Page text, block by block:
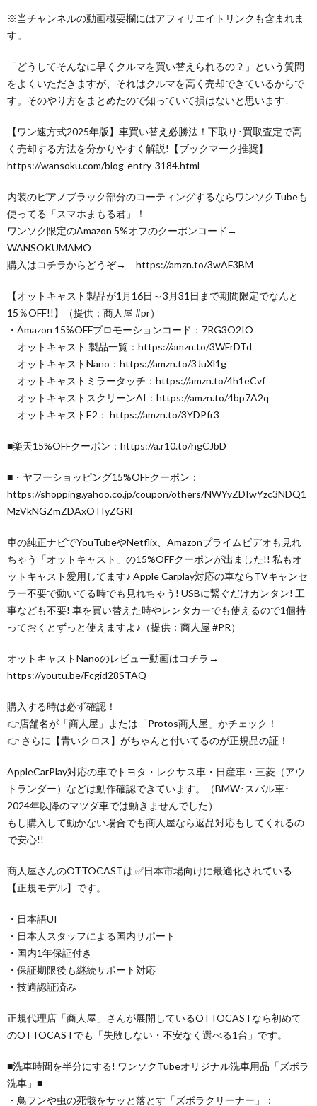
※当チャンネルの動画概要欄にはアフィリエイトリンクも含まれま
す。
「どうしてそんなに早くクルマを買い替えられるの？」という質問
をよくいただきますが、それはクルマを高く売却できているからで
す。そのやり方をまとめたので知っていて損はないと思います↓
【ワン速方式2025年版】車買い替え必勝法！下取り･買取査定で高
く売却する方法を分かりやすく解説!【ブックマーク推奨】
https://wansoku.com/blog-entry-3184.html
内装のピアノブラック部分のコーティングするならワンソクTubeも
使ってる「スマホまもる君」！
ワンソク限定のAmazon 5%オフのクーポンコード→
WANSOKUMAMO
購入はコチラからどうぞ→ https://amzn.to/3wAF3BM
【オットキャスト製品が1月16日～3月31日まで期間限定でなんと
15％OFF!!】（提供：商人屋 #pr）
・Amazon 15%OFFプロモーションコード：7RG3O2IO
オットキャスト 製品一覧：https://amzn.to/3WFrDTd
オットキャストNano：https://amzn.to/3JuXl1g
オットキャストミラータッチ：https://amzn.to/4h1eCvf
オットキャストスクリーンAI：https://amzn.to/4bp7A2q
オットキャストE2： https://amzn.to/3YDPfr3
■楽天15%OFFクーポン：https://a.r10.to/hgCJbD
■・ヤフーショッピング15%OFFクーポン：
https://shopping.yahoo.co.jp/coupon/others/NWYyZDIwYzc3NDQ1
MzVkNGZmZDAxOTIyZGRl
車の純正ナビでYouTubeやNetflix、Amazonプライムビデオも見れ
ちゃう「オットキャスト」の15%OFFクーポンが出ました!! 私もオ
ットキャスト愛用してます♪ Apple Carplay対応の車ならTVキャンセ
ラー不要で動いてる時でも見れちゃう! USBに繋ぐだけカンタン! 工
事なども不要! 車を買い替えた時やレンタカーでも使えるので1個持
っておくとずっと使えますよ♪（提供：商人屋 #PR）
オットキャストNanoのレビュー動画はコチラ→
https://youtu.be/Fcgid28STAQ
購入する時は必ず確認！
👉店舗名が「商人屋」または「Protos商人屋」かチェック！
👉 さらに【青いクロス】がちゃんと付いてるのが正規品の証！
AppleCarPlay対応の車でトヨタ・レクサス車・日産車・三菱（アウ
トランダー）などは動作確認できています。（BMW･スバル車･
2024年以降のマツダ車では動きませんでした）
もし購入して動かない場合でも商人屋なら返品対応もしてくれるの
で安心!!
商人屋さんのOTTOCASTは ✅日本市場向けに最適化されている
【正規モデル】です。
・日本語UI
・日本人スタッフによる国内サポート
・国内1年保証付き
・保証期限後も継続サポート対応
・技適認証済み
正規代理店「商人屋」さんが展開しているOTTOCASTなら初めて
のOTTOCASTでも「失敗しない・不安なく選べる1台」です。
■洗車時間を半分にする! ワンソクTubeオリジナル洗車用品「ズボラ
洗車」■
・鳥フンや虫の死骸をサッと落とす「ズボラクリーナー」：